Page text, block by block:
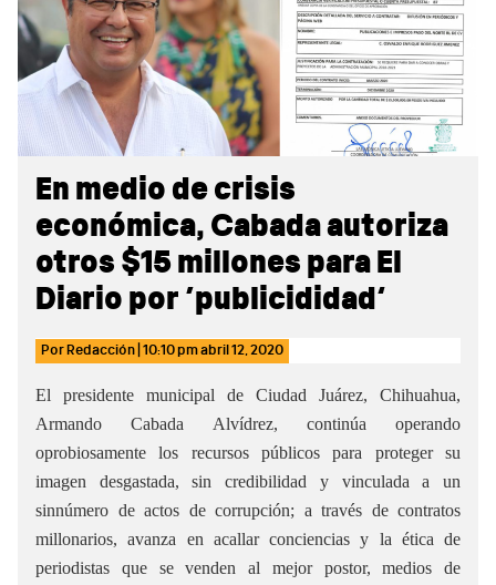
En medio de crisis
económica, Cabada autoriza
otros $15 millones para El
Diario por ‘publicididad’
Por Redacción 10:10 pmabril 12, 2020
El presidente municipal de Ciudad Juárez, Chihuahua,
Armando Cabada Alvídrez, continúa operando
oprobiosamente los recursos públicos para proteger su
imagen desgastada, sin credibilidad y vinculada a un
sinnúmero de actos de corrupción; a través de contratos
millonarios, avanza en acallar conciencias y la ética de
periodistas que se venden al mejor postor, medios de